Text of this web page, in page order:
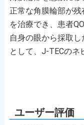
正常な角膜輪部が
を治療でき、患者
自身の眼から採取
として、J-TECのネ